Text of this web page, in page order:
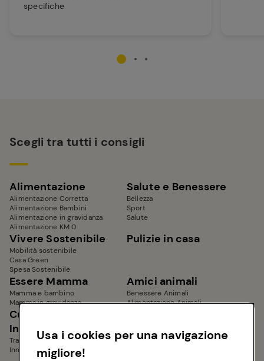
specifiche
Scegli tra tutti i consigli
Alimentazione
Alimentazione Corretta
Alimentazione Bambini
Alimentazione in gravidanza
Alimentazione KM 0
Salute e Benessere
Bellezza
Sport
Salute
Vivere Sostenibile
Mobilità sostenibile
Casa Green
Spesa Sostenibile
Pulizie in casa
Essere Mamma
Mamma e bambino
Mamma in gravidanza
Amici animali
Benessere Animali
Alimentazione Animali
Cucina Tradizionale e
Innovativa
Tradizionale italiana
Innovativa e internazionale
Usa i cookies per una navigazione
migliore!